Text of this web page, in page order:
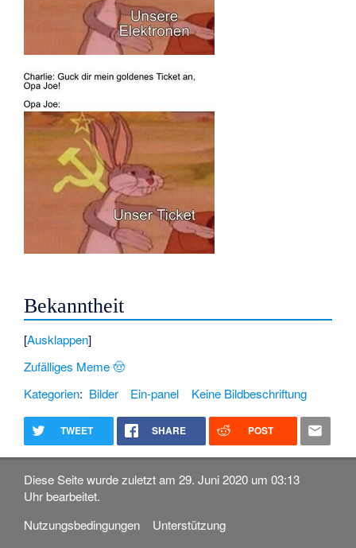
Bekanntheit
Ausklappen
Zufälliges Meme 🤠
Kategorien: Bilder Ein-panel Keine Bildbeschriftung
TWEET SHARE POST
Diese Seite wurde zuletzt am 29. Juni 2020 um 03:13
Uhr bearbeitet.
Nutzungsbedingungen
Unterstützung